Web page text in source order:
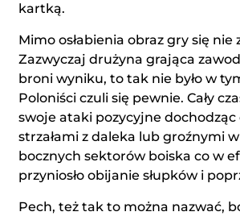
kartką.
Mimo osłabienia obraz gry się nie
Zazwyczaj drużyna grająca
broni wyniku, to tak nie było w
Poloniści czuli się pewnie. Cały
swoje ataki pozycyjne dochodząc
strzałami z daleka lub groźnymi
bocznych sektorów boiska co w
przyniosło obijanie słupków i
Pech, też tak to można nazwać,